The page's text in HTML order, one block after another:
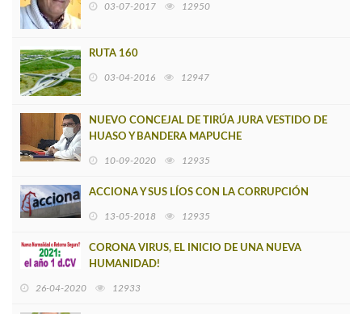
03-07-2017 12950
RUTA 160
03-04-2016 12947
NUEVO CONCEJAL DE TIRÚA JURA VESTIDO DE
HUASO Y BANDERA MAPUCHE
10-09-2020 12935
ACCIONA Y SUS LÍOS CON LA CORRUPCIÓN
13-05-2018 12935
CORONA VIRUS, EL INICIO DE UNA NUEVA
HUMANIDAD!
26-04-2020 12933